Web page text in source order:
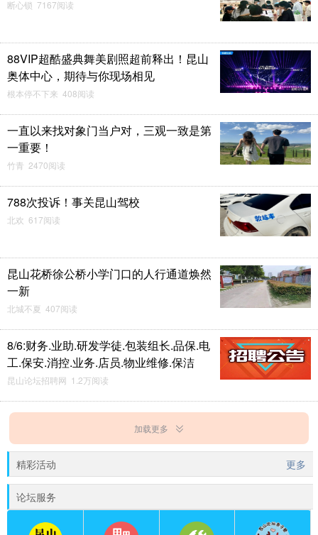
断心锁 7167阅读
88VIP超酷盛典舞美剧照超前释出！昆山
奥体中心，期待与你现场相见
根本停不下来 408阅读
一直以来找对象门当户对，三观一致是第
一重要！
竹青 2470阅读
788次投诉！事关昆山驾校
北欢 617阅读
昆山花桥徐公桥小学门口的人行通道焕然
一新
北城不夏 407阅读
8/6:财务.业助.研发学徒.包装组长.品保.电
工.保安.消控.业务.店员.物业维修.保洁
昆山论坛招聘网 1.2万阅读
加载更多
精彩活动 更多
论坛服务